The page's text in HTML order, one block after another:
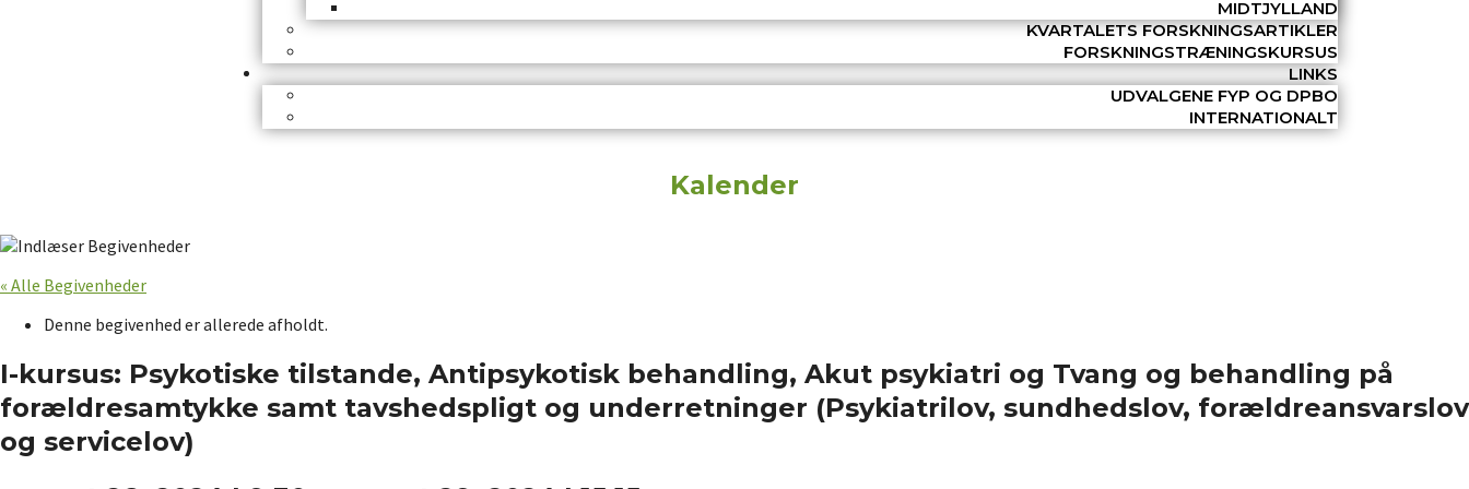
MIDTJYLLAND
KVARTALETS FORSKNINGSARTIKLER
FORSKNINGSTRÆNINGSKURSUS
LINKS
UDVALGENE FYP OG DPBO
INTERNATIONALT
Kalender
« Alle Begivenheder
Denne begivenhed er allerede afholdt.
I-kursus: Psykotiske tilstande, Antipsykotisk behandling, Akut psykiatri og Tvang og behandling på
forældresamtykke samt tavshedspligt og underretninger (Psykiatrilov, sundhedslov, forældreansvarslov
og servicelov)